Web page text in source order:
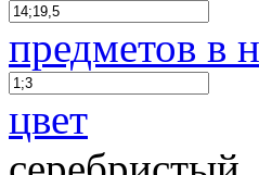
предметов в
цвет